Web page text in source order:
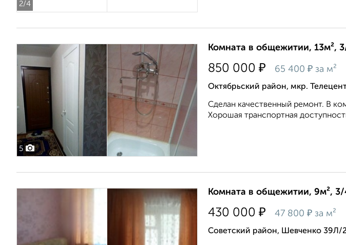
2/4
5
Комната в общежитии, 13м²,
850 000 ₽ 65 400 ₽ за м²
Октябрьский район, мкр.
Сделан качественный ремонт. В
Хорошая транспортная
Комната в общежитии, 9м²,
430 000 ₽ 47 800 ₽ за м²
Советский район, Шевченко 39Л/